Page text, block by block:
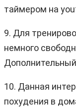
таймером на
9. Для
немного
10. Данная
похудения в